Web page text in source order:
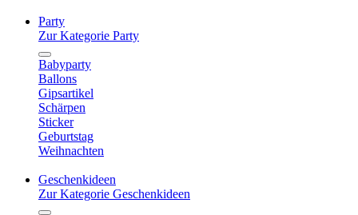
Party
Zur Kategorie Party
Babyparty
Ballons
Gipsartikel
Schärpen
Sticker
Geburtstag
Weihnachten
Geschenkideen
Zur Kategorie Geschenkideen